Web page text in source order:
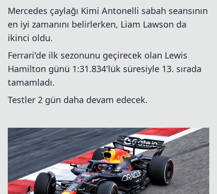
Mercedes çaylağı Kimi Antonelli sabah seansının
en iyi zamanını belirlerken, Liam Lawson da
ikinci oldu.
Ferrari'de ilk sezonunu geçirecek olan Lewis
Hamilton günü 1:31.834'lük süresiyle 13. sırada
tamamladı.
Testler 2 gün daha devam edecek.